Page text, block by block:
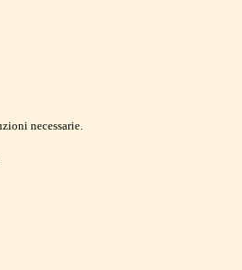
necessarie.